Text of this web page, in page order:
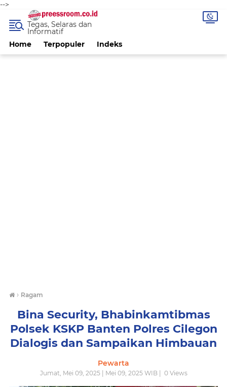
-->
Home Terpopuler Indeks
Tegas, Selaras dan
Informatif
› Ragam
Bina Security, Bhabinkamtibmas
Polsek KSKP Banten Polres Cilegon
Dialogis dan Sampaikan Himbauan
Pewarta
Jumat, Mei 09, 2025 | Mei 09, 2025 WIB | 0Views